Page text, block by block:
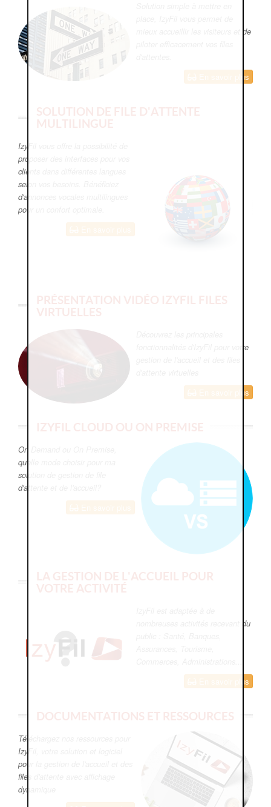
mieux accueillir les visiteurs et de
En savoir plus
SOLUTION DE FILE D'ATTENTE
MULTILINGUE
IzyFil vous offre la possibilité de
proposer des interfaces pour vos
clients dans différentes langues
selon vos besoins. Bénéficiez
d'annonces vocales multilingues
pour un confort optimale.
PRÉSENTATION VIDÉO IZYFIL FILES
VIRTUELLES
fonctionnalités d'IzyFil pour votre
En savoir plus
IZYFIL CLOUD OU ON PREMISE
On Demand ou On Premise,
quelle mode choisir pour ma
solution de gestion de file
d'attente et de l'accueil?
LA GESTION DE L'ACCUEIL POUR
VOTRE ACTIVITÉ
nombreuses activités recevant du
En savoir plus
DOCUMENTATIONS ET RESSOURCES
Téléchargez nos ressources pour
IzyFil, votre solution et logiciel
pour la gestion de l'accueil et des
files d'attente avec affichage
dynamique